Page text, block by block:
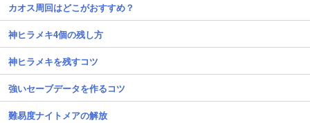
カオス周回はどこがおすすめ？
神ヒラメキ4個の残し方
神ヒラメキを残すコツ
強いセーブデータを作るコツ
難易度ナイトメアの解放